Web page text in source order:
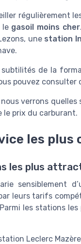
régulièrement
le gasoil moins cher
une station
de la
pouvez consulter
verrons
le prix du carburant.
les plus
les plus
sensiblement
leurs tarifs
les stations
Leclerc